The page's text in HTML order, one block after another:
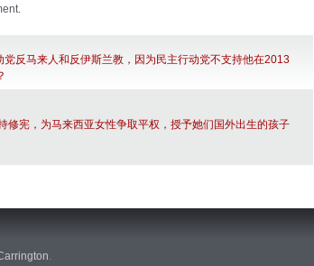
反马来人和反伊斯兰教，因为民主行动党不支持他在2013
修宪，为马来西亚女性争取平权，授予她们国外出生的孩子
.